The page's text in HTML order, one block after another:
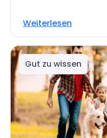
Weiterlesen
Gut zu wissen